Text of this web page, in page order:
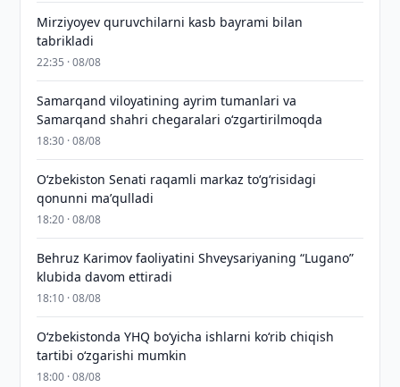
Mirziyoyev quruvchilarni kasb bayrami bilan
tabrikladi
22:35 · 08/08
Samarqand viloyatining ayrim tumanlari va
Samarqand shahri chegaralari oʻzgartirilmoqda
18:30 · 08/08
Oʻzbekiston Senati raqamli markaz toʻgʻrisidagi
qonunni maʼqulladi
18:20 · 08/08
Behruz Karimov faoliyatini Shveysariyaning “Lugano”
klubida davom ettiradi
18:10 · 08/08
O‘zbekistonda YHQ bo‘yicha ishlarni ko‘rib chiqish
tartibi o‘zgarishi mumkin
18:00 · 08/08